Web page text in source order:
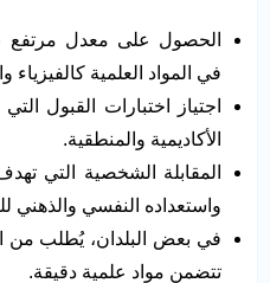
الحصول على معدل مرتفع
في المواد العلمية كالفيزياء
اجتياز اختبارات القبول
الأكاديمية والمنطقية.
المقابلة الشخصية التي
واستعداده النفسي
في بعض البلدان، يُطلب من
تتضمن مواد علمية دقيقة.